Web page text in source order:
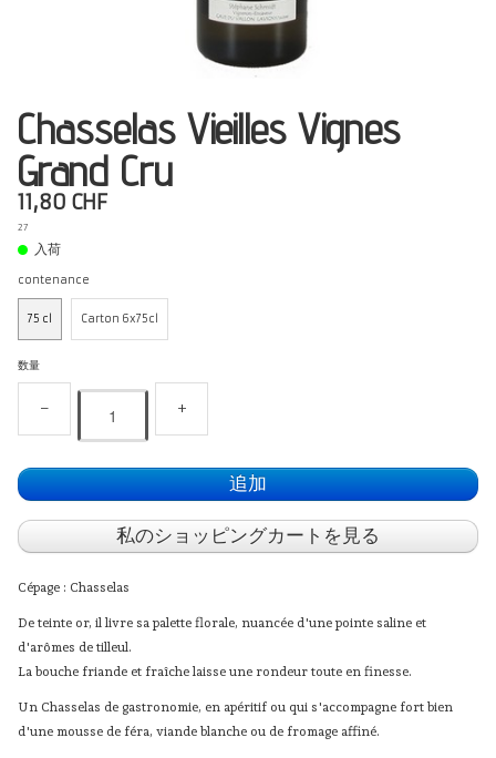
Chasselas Vieilles Vignes
Grand Cru
11,80 CHF
27
入荷
contenance
75 cl Carton 6x75cl
数量
− +
追加
私のショッピングカートを見る
Cépage : Chasselas
De teinte or, il livre sa palette florale, nuancée d'une pointe saline et
d'arômes de tilleul.
La bouche friande et fraîche laisse une rondeur toute en finesse.
Un Chasselas de gastronomie, en apéritif ou qui s'accompagne fort bien
d'une mousse de féra, viande blanche ou de fromage affiné.